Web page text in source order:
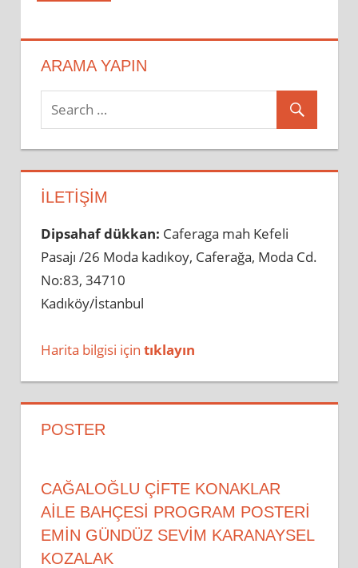
ARAMA YAPIN
İLETIŞIM
Dipsahaf dükkan: Caferaga mah Kefeli
Pasajı /26 Moda kadıkoy, Caferağa, Moda Cd.
No:83, 34710
Kadıköy/İstanbul
Harita bilgisi için tıklayın
POSTER
CAĞALOĞLU ÇİFTE KONAKLAR
AİLE BAHÇESİ PROGRAM POSTERİ
EMİN GÜNDÜZ SEVİM KARANAYSEL
KOZALAK